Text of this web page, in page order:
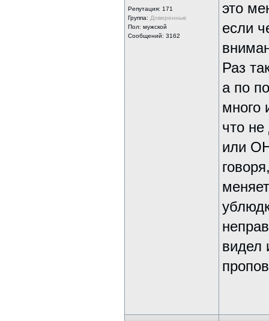
Репутация: 171
Группа: Доверенные
Пол: мужской
Сообщений: 3162
это
если
Раз
а по
много
что
или
видел